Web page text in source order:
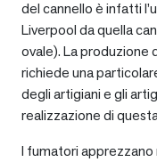
del cannello è infatti
Liverpool da quella
ovale). La produzione
richiede una
degli artigiani e gli
realizzazione di
I fumatori